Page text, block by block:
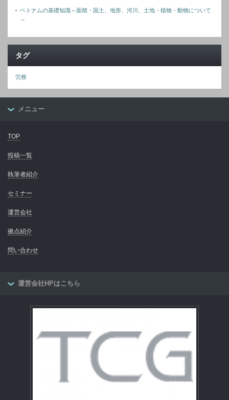
ベトナムの基礎知識～面積・国土、地形、河川、土地・植物・動物について
～
タグ
労務
メニュー
TOP
投稿一覧
執筆者紹介
セミナー
運営会社
拠点紹介
問い合わせ
運営会社HPはこちら